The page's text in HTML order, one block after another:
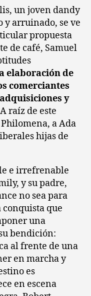
aromas
del
café
un joven dandy
y arruinado, se ve
propuesta
de café, Samuel
elaboración de
comerciantes
y
raíz de este
a Ada
hijas de
e irrefrenable
y su padre,
no sea para
conquista que
una
bendición:
al frente de una
en marcha y
es
en escena